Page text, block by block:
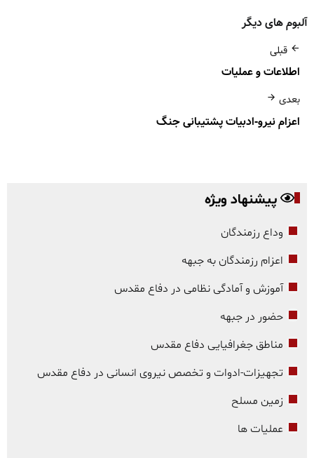
آلبوم های دیگر
قبلی
اطلاعات و عملیات
بعدی
اعزام نیرو-ادبیات پشتیبانی جنگ
پیشنهاد ویژه
وداع رزمندگان
اعزام رزمندگان به جبهه
آموزش و آمادگی نظامی در دفاع مقدس
حضور در جبهه
مناطق جغرافیایی دفاع مقدس
تجهیزات-ادوات و تخصص نیروی انسانی در دفاع مقدس
زمین مسلح
عملیات ها